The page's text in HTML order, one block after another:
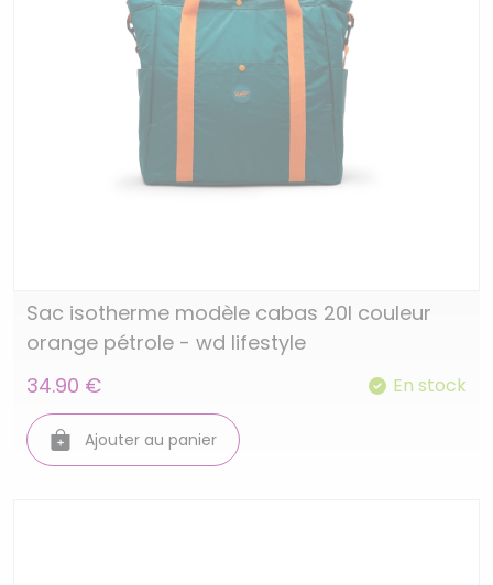
Sac isotherme modèle cabas 20l couleur
orange pétrole - wd lifestyle
34.90 €
En stock
Ajouter au panier